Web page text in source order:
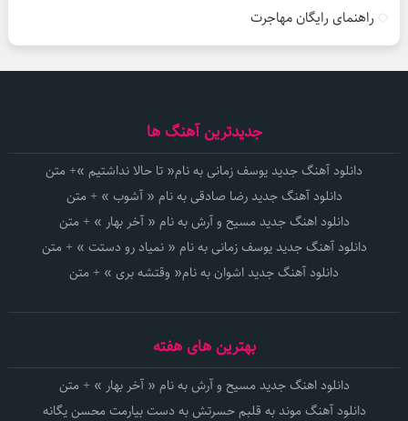
راهنمای رایگان مهاجرت
جدیدترین آهنگ ها
دانلود آهنگ جدید یوسف زمانی به نام« تا حالا نداشتیم »+ متن
دانلود آهنگ جدید رضا صادقی به نام « آشوب » + متن
دانلود اهنگ جدید مسیح و آرش به نام « آخر بهار » + متن
دانلود آهنگ جدید یوسف زمانی به نام « نمیاد رو دستت » + متن
دانلود آهنگ جدید اشوان به نام« وقتشه بری » + متن
بهترین های هفته
دانلود اهنگ جدید مسیح و آرش به نام « آخر بهار » + متن
دانلود آهنگ موند به قلبم حسرتش به دست بیارمت محسن یگانه